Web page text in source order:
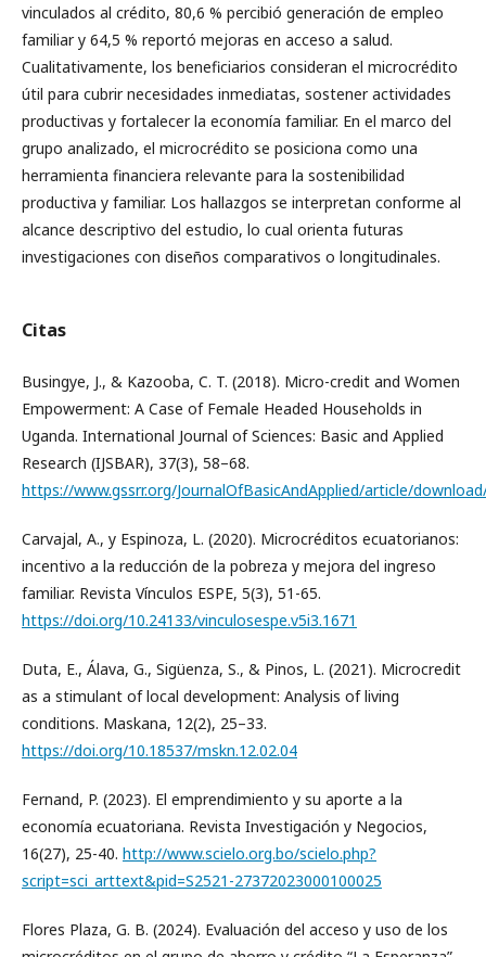
vinculados al crédito, 80,6 % percibió generación de empleo
familiar y 64,5 % reportó mejoras en acceso a salud.
Cualitativamente, los beneficiarios consideran el microcrédito
útil para cubrir necesidades inmediatas, sostener actividades
productivas y fortalecer la economía familiar. En el marco del
grupo analizado, el microcrédito se posiciona como una
herramienta financiera relevante para la sostenibilidad
productiva y familiar. Los hallazgos se interpretan conforme al
alcance descriptivo del estudio, lo cual orienta futuras
investigaciones con diseños comparativos o longitudinales.
Citas
Busingye, J., & Kazooba, C. T. (2018). Micro-credit and Women
Empowerment: A Case of Female Headed Households in
Uganda. International Journal of Sciences: Basic and Applied
Research (IJSBAR), 37(3), 58–68.
https://www.gssrr.org/JournalOfBasicAndApplied/article/
Carvajal, A., y Espinoza, L. (2020). Microcréditos ecuatorianos:
incentivo a la reducción de la pobreza y mejora del ingreso
familiar. Revista Vínculos ESPE, 5(3), 51-65.
https://doi.org/10.24133/vinculosespe.v5i3.1671
Duta, E., Álava, G., Sigüenza, S., & Pinos, L. (2021). Microcredit
as a stimulant of local development: Analysis of living
conditions. Maskana, 12(2), 25–33.
https://doi.org/10.18537/mskn.12.02.04
Fernand, P. (2023). El emprendimiento y su aporte a la
economía ecuatoriana. Revista Investigación y Negocios,
16(27), 25-40. http://www.scielo.org.bo/scielo.php?
script=sci_arttext&pid=S2521-27372023000100025
Flores Plaza, G. B. (2024). Evaluación del acceso y uso de los